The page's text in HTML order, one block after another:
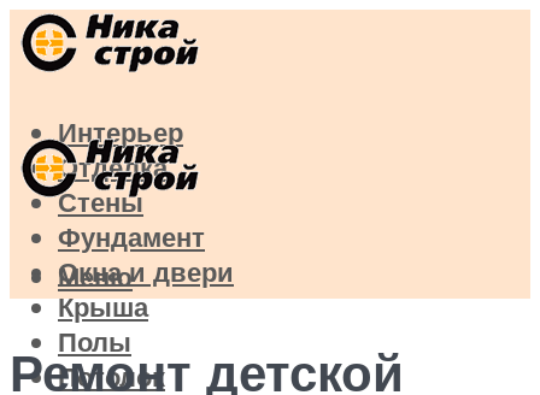
Интерьер
Отделка
Стены
Фундамент
Окна и двери
Крыша
Полы
Потолок
Меню
Ремонт детской